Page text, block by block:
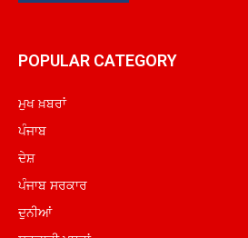
POPULAR CATEGORY
ਮੁਖ ਖ਼ਬਰਾਂ
ਪੰਜਾਬ
ਦੇਸ਼
ਪੰਜਾਬ ਸਰਕਾਰ
ਦੁਨੀਆਂ